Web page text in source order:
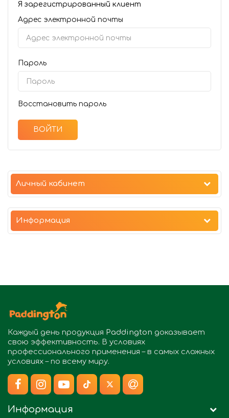
Я зарегистрированный клиент
Адрес электронной почты
Пароль
Восстановить пароль
Личный кабинет
Информация
Каждый день продукция Paddington доказывает
свою эффективность. В условиях
профессионального применения – в самых сложных
условиях – по всему миру.
Информация